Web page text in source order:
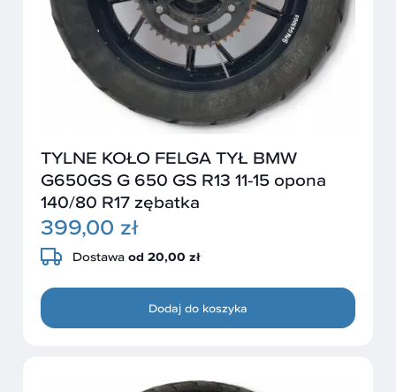
TYLNE KOŁO FELGA TYŁ BMW
G650GS G 650 GS R13 11-15 opona
140/80 R17 zębatka
399,00 zł
Dostawa od 20,00 zł
Dodaj do koszyka